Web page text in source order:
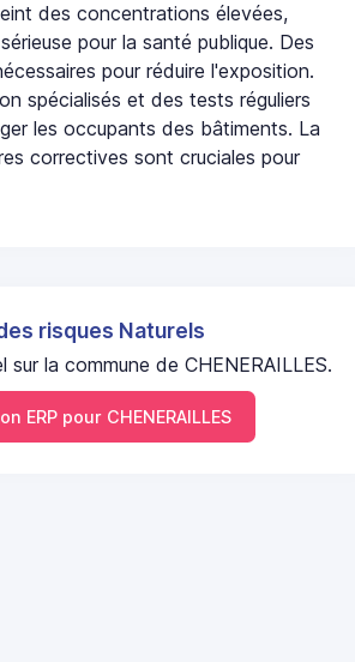
des concentrations élevées,
pour la santé publique. Des
pour réduire l'exposition.
spécialisés et des tests réguliers
les occupants des bâtiments. La
correctives sont cruciales pour
risques Naturels
sur la commune de CHENERAILLES.
ERP pour CHENERAILLES